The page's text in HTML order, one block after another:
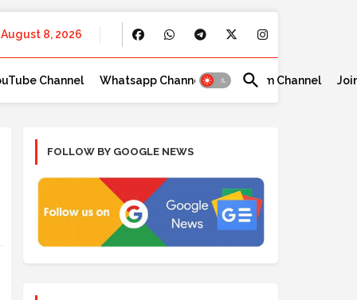
August 8, 2026
Channel Whatsapp Channel Telegram Channel
FOLLOW BY GOOGLE NEWS